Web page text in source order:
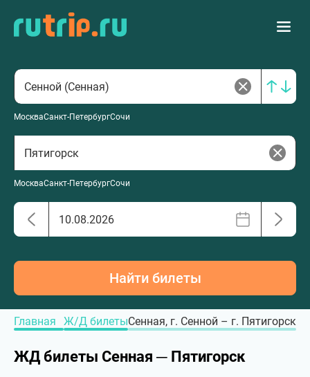
МоскваСанкт-ПетербургСочи
МоскваСанкт-ПетербургСочи
Найти билеты
Главная Ж/Д билетыСенная, г. Сенной – г. Пятигорск
ЖД билеты Сенная ─ Пятигорск